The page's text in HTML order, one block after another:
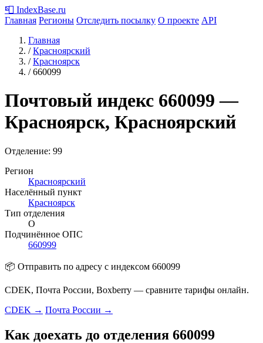
📮 IndexBase.ru
Главная Регионы Отследить посылку О проекте API
Главная
/ Красноярский
/ Красноярск
/ 660099
Почтовый индекс 660099 —
Красноярск, Красноярский
Отделение: 99
Регион
Красноярский
Населённый пункт
Красноярск
Тип отделения
О
Подчинённое ОПС
660999
📦 Отправить по адресу с индексом 660099
CDEK, Почта России, Boxberry — сравните тарифы онлайн.
CDEK → Почта России →
Как доехать до отделения 660099